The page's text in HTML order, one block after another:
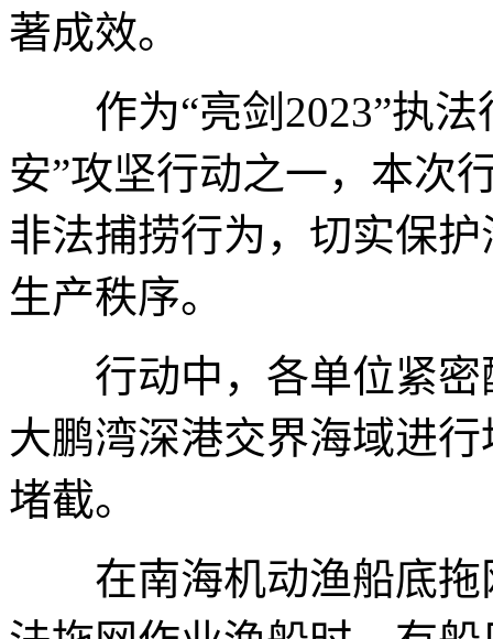
著成效。
作为“亮剑2023”执法
安”攻坚行动之一，本次
非法捕捞行为，切实保
生产秩序。
行动中，各单位紧密
大鹏湾深港交界海域进
堵截。
在南海机动渔船底拖